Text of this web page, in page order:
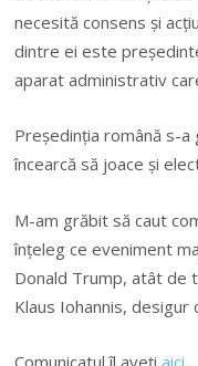
necesită consens și
dintre ei este
aparat administrativ
Președinția română s-a
încearcă să joace și
M-am grăbit să caut
înțeleg ce eveniment
Donald Trump, atât de
Klaus Iohannis, desigur